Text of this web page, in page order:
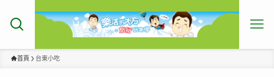
首頁 台東小吃